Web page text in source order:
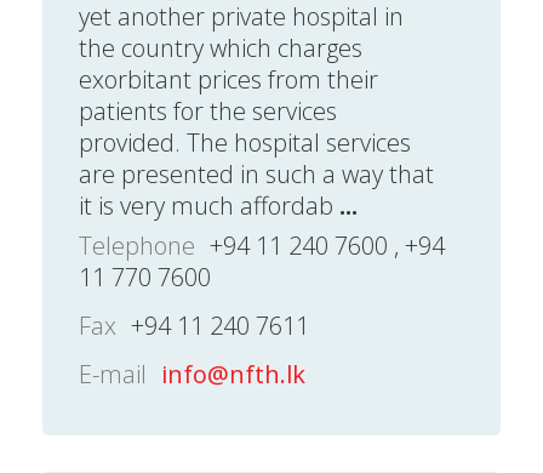
yet another private hospital in
the country which charges
exorbitant prices from their
patients for the services
provided. The hospital services
are presented in such a way that
it is very much affordab ...
Telephone +94 11 240 7600 , +94
11 770 7600
Fax +94 11 240 7611
E-mail info@nfth.lk